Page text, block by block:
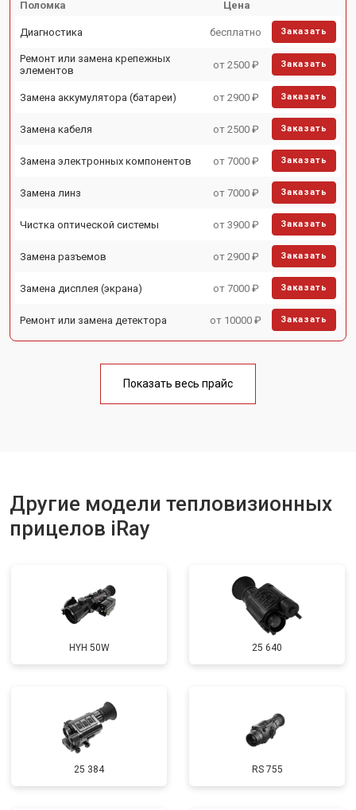
Поломка Цена
Диагностика бесплатно Заказать
Ремонт или замена крепежных
элементов
от 2500 ₽ Заказать
Замена аккумулятора (батареи) от 2900 ₽ Заказать
Замена кабеля от 2500 ₽ Заказать
Замена электронных компонентов от 7000 ₽ Заказать
Замена линз от 7000 ₽ Заказать
Чистка оптической системы от 3900 ₽ Заказать
Замена разъемов от 2900 ₽ Заказать
Замена дисплея (экрана) от 7000 ₽ Заказать
Ремонт или замена детектора от 10000 ₽ Заказать
Показать весь прайс
Другие модели тепловизионных
прицелов iRay
HYH 50W 25 640
25 384 RS 755